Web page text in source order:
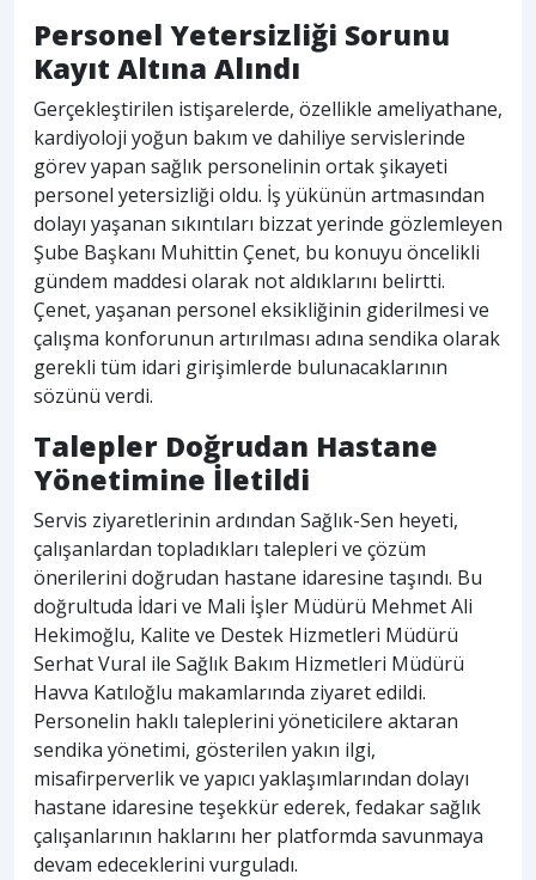
Personel Yetersizliği Sorunu
Kayıt Altına Alındı
Gerçekleştirilen istişarelerde, özellikle ameliyathane,
kardiyoloji yoğun bakım ve dahiliye servislerinde
görev yapan sağlık personelinin ortak şikayeti
personel yetersizliği oldu. İş yükünün artmasından
dolayı yaşanan sıkıntıları bizzat yerinde gözlemleyen
Şube Başkanı Muhittin Çenet, bu konuyu öncelikli
gündem maddesi olarak not aldıklarını belirtti.
Çenet, yaşanan personel eksikliğinin giderilmesi ve
çalışma konforunun artırılması adına sendika olarak
gerekli tüm idari girişimlerde bulunacaklarının
sözünü verdi.
Talepler Doğrudan Hastane
Yönetimine İletildi
Servis ziyaretlerinin ardından Sağlık-Sen heyeti,
çalışanlardan topladıkları talepleri ve çözüm
önerilerini doğrudan hastane idaresine taşındı. Bu
doğrultuda İdari ve Mali İşler Müdürü Mehmet Ali
Hekimoğlu, Kalite ve Destek Hizmetleri Müdürü
Serhat Vural ile Sağlık Bakım Hizmetleri Müdürü
Havva Katıloğlu makamlarında ziyaret edildi.
Personelin haklı taleplerini yöneticilere aktaran
sendika yönetimi, gösterilen yakın ilgi,
misafirperverlik ve yapıcı yaklaşımlarından dolayı
hastane idaresine teşekkür ederek, fedakar sağlık
çalışanlarının haklarını her platformda savunmaya
devam edeceklerini vurguladı.